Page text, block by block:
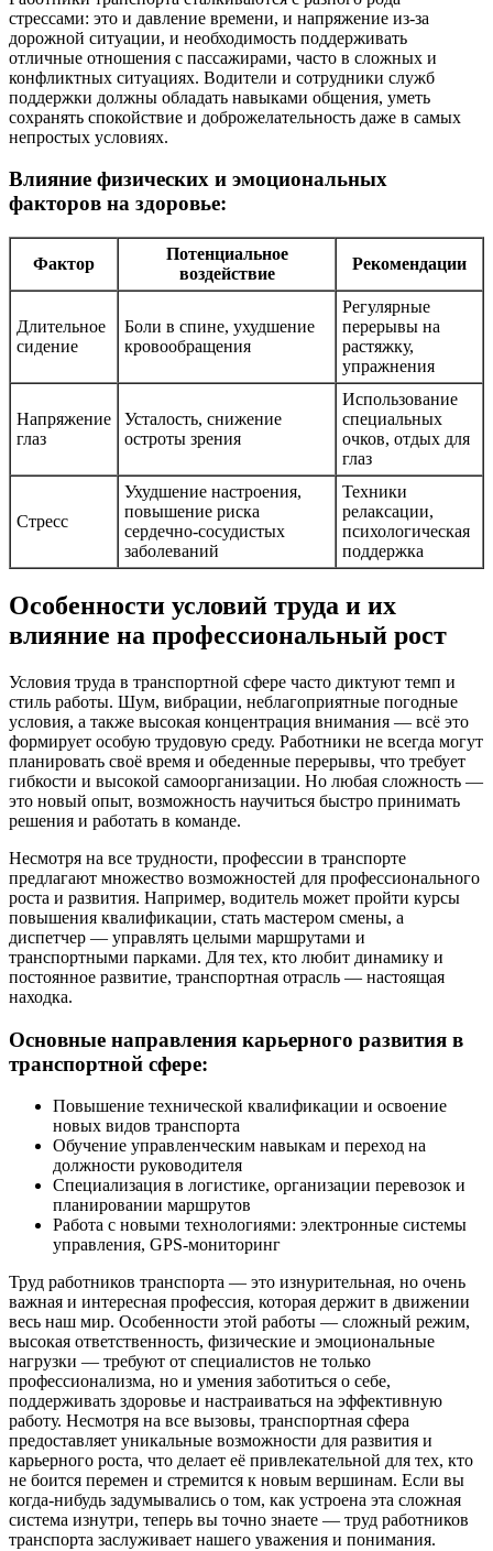
стрессами: это и давление времени, и напряжение из-за
дорожной ситуации, и необходимость поддерживать
отличные отношения с пассажирами, часто в сложных и
конфликтных ситуациях. Водители и сотрудники служб
поддержки должны обладать навыками общения, уметь
сохранять спокойствие и доброжелательность даже в самых
непростых условиях.
Влияние физических и эмоциональных
факторов на здоровье:
Фактор
Потенциальное
воздействие
Рекомендации
Длительное
сидение
Боли в спине, ухудшение
кровообращения
Регулярные
перерывы на
растяжку,
упражнения
Напряжение
глаз
Усталость, снижение
остроты зрения
Использование
специальных
очков, отдых для
глаз
Стресс
Ухудшение настроения,
повышение риска
сердечно-сосудистых
заболеваний
Техники
релаксации,
психологическая
поддержка
Особенности условий труда и их
влияние на профессиональный рост
Условия труда в транспортной сфере часто диктуют темп и
стиль работы. Шум, вибрации, неблагоприятные погодные
условия, а также высокая концентрация внимания — всё это
формирует особую трудовую среду. Работники не всегда могут
планировать своё время и обеденные перерывы, что требует
гибкости и высокой самоорганизации. Но любая сложность —
это новый опыт, возможность научиться быстро принимать
решения и работать в команде.
Несмотря на все трудности, профессии в транспорте
предлагают множество возможностей для профессионального
роста и развития. Например, водитель может пройти курсы
повышения квалификации, стать мастером смены, а
диспетчер — управлять целыми маршрутами и
транспортными парками. Для тех, кто любит динамику и
постоянное развитие, транспортная отрасль — настоящая
находка.
Основные направления карьерного развития в
транспортной сфере:
Повышение технической квалификации и освоение
новых видов транспорта
Обучение управленческим навыкам и переход на
должности руководителя
Специализация в логистике, организации перевозок и
планировании маршрутов
Работа с новыми технологиями: электронные системы
управления, GPS-мониторинг
Труд работников транспорта — это изнурительная, но очень
важная и интересная профессия, которая держит в движении
весь наш мир. Особенности этой работы — сложный режим,
высокая ответственность, физические и эмоциональные
нагрузки — требуют от специалистов не только
профессионализма, но и умения заботиться о себе,
поддерживать здоровье и настраиваться на эффективную
работу. Несмотря на все вызовы, транспортная сфера
предоставляет уникальные возможности для развития и
карьерного роста, что делает её привлекательной для тех, кто
не боится перемен и стремится к новым вершинам. Если вы
когда-нибудь задумывались о том, как устроена эта сложная
система изнутри, теперь вы точно знаете — труд работников
транспорта заслуживает нашего уважения и понимания.